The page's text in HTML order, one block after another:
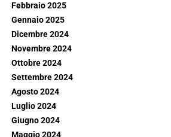
Febbraio 2025
Gennaio 2025
Dicembre 2024
Novembre 2024
Ottobre 2024
Settembre 2024
Agosto 2024
Luglio 2024
Giugno 2024
Maggio 2024